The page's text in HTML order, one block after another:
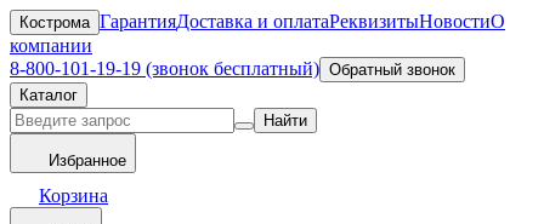
Кострома ГарантияДоставка и оплатаРеквизитыНовостиО
компании
8-800-101-19-19 (звонок бесплатный) Обратный звонок
Каталог
Найти
Избранное
Корзина